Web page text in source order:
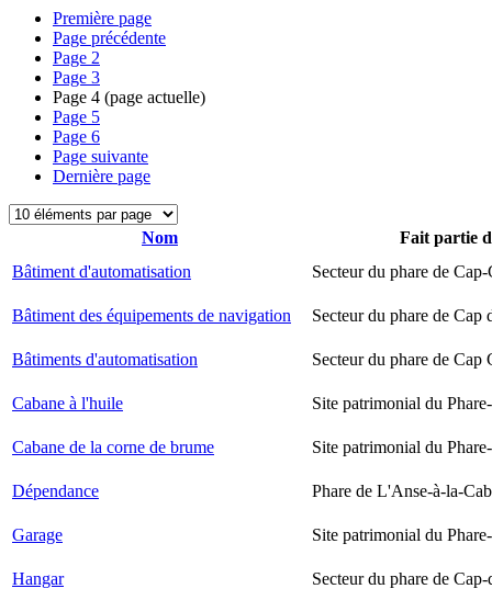
Première page
Page précédente
Page 2
Page 3
Page 4 (page actuelle)
Page 5
Page 6
Page suivante
Dernière page
Nom
Fait partie
Bâtiment d'automatisation
Secteur du phare de Cap-
Bâtiment des équipements de navigation Secteur du phare de Cap
Bâtiments d'automatisation Secteur du phare de Cap
Cabane à l'huile Site patrimonial du
Cabane de la corne de brume Site patrimonial du
Dépendance Phare de L'Anse-à-la-
Garage Site patrimonial du
Hangar Secteur du phare de Cap-